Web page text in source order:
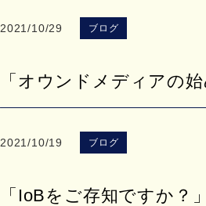
2021/10/29 ブログ
「オウンドメディアの
2021/10/19 ブログ
「IoBをご存知ですか？